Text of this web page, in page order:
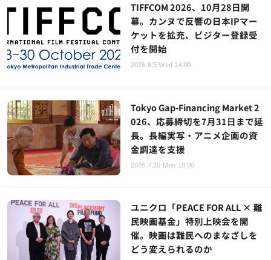
TIFFCOM 2026、10月28日開
幕。カンヌで反響の日本IPマー
ケットを拡充、ビジター登録受
付を開始
2026.8.5 Wed 14:00
Tokyo Gap-Financing Market 2
026、応募締切を7月31日まで延
長。長編実写・アニメ企画の資
金調達を支援
2026.7.20 Mon 18:00
ユニクロ「PEACE FOR ALL × 難
民映画基金」特別上映会を開
催。映画は難民へのまなざしを
どう変えられるのか